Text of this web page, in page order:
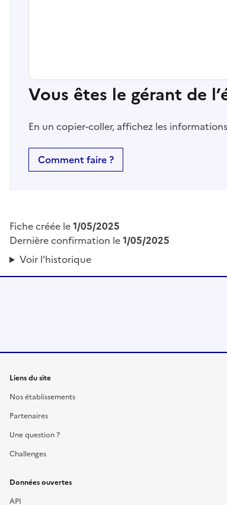
Vous êtes le gérant de
En un copier-coller, affichez les
Comment faire ?
Fiche créée le1/05/2025
Dernière confirmation le1/05/2025
Voir l'historique
Liens du site
Nos établissements
Partenaires
Une question ?
Challenges
Données ouvertes
API